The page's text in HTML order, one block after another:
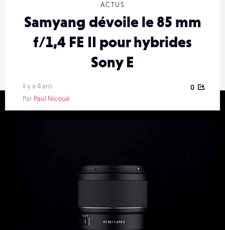
ACTUS
Samyang dévoile le 85 mm
f/1,4 FE II pour hybrides
Sony E
Il y a 4 ans
Par Paul Nicoué
0